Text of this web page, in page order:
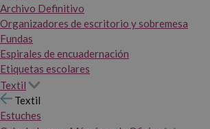
Archivo Definitivo
Organizadores de escritorio y sobremesa
Fundas
Espirales de encuadernación
Etiquetas escolares
Textil
Textil
Estuches